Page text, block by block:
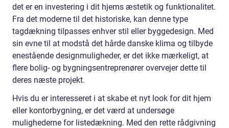
det er en investering i dit hjems æstetik og funktionalitet.
Fra det moderne til det historiske, kan denne type
tagdækning tilpasses enhver stil eller byggedesign. Med
sin evne til at modstå det hårde danske klima og tilbyde
enestående designmuligheder, er det ikke mærkeligt, at
flere bolig- og bygningsentreprenører overvejer dette til
deres næste projekt.
Hvis du er interesseret i at skabe et nyt look for dit hjem
eller kontorbygning, er det værd at undersøge
mulighederne for listedækning. Med den rette rådgivning